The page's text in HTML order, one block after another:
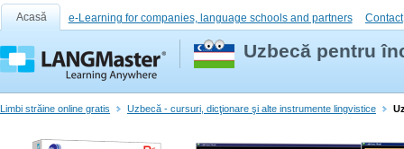
Acasă e-Learning for companies, language schools and partners Contact
Uzbecă pentru
Limbi străine online gratis Uzbecă - cursuri, dicţionare şi alte instrumente lingvistice